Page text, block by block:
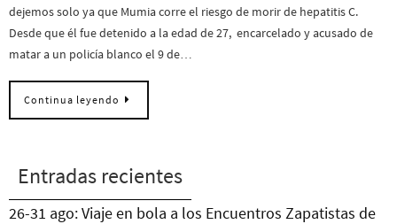
dejemos solo ya que Mumia corre el riesgo de morir de hepatitis C.
Desde que él fue detenido a la edad de 27, encarcelado y acusado de
matar a un policía blanco el 9 de…
Continua leyendo
Entradas recientes
26-31 ago: Viaje en bola a los Encuentros Zapatistas de